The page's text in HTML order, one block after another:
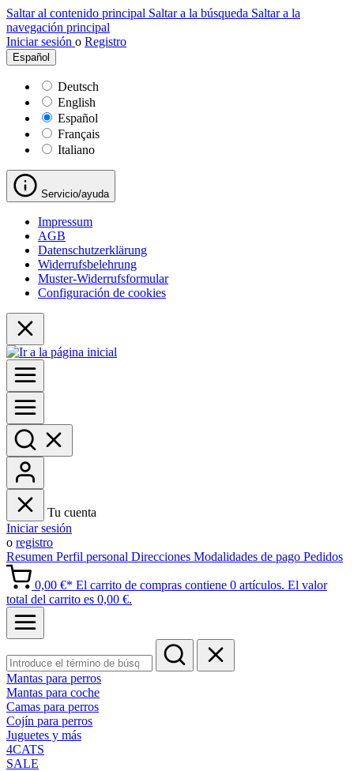
Saltar al contenido principal Saltar a la búsqueda Saltar a la
navegación principal
Iniciar sesión o Registro
Español
Deutsch
English
Español
Français
Italiano
Servicio/ayuda
Impressum
AGB
Datenschutzerklärung
Widerrufsbelehrung
Muster-Widerrufsformular
Configuración de cookies
Tu cuenta
Iniciar sesión
o registro
Resumen Perfil personal Direcciones Modalidades de pago Pedidos
0,00 €* El carrito de compras contiene 0 artículos. El valor
total del carrito es 0,00 €.
Mantas para perros
Mantas para coche
Camas para perros
Cojín para perros
Juguetes y más
4CATS
SALE